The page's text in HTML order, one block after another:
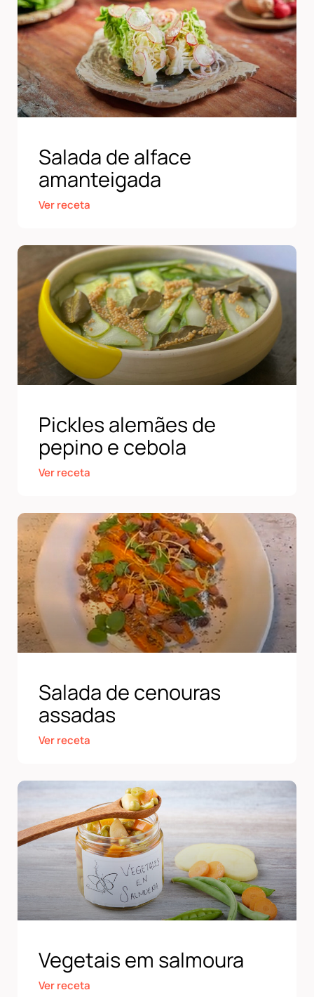
Salada de alface
amanteigada
Ver receta
Pickles alemães de
pepino e cebola
Ver receta
Salada de cenouras
assadas
Ver receta
Vegetais em salmoura
Ver receta